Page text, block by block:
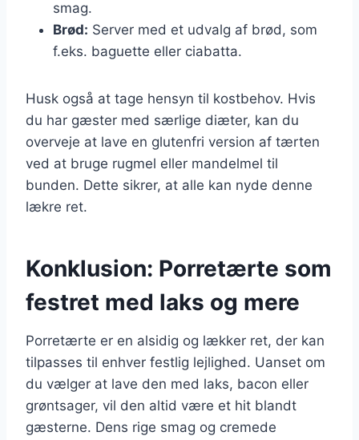
smag.
Brød: Server med et udvalg af brød, som
f.eks. baguette eller ciabatta.
Husk også at tage hensyn til kostbehov. Hvis
du har gæster med særlige diæter, kan du
overveje at lave en glutenfri version af tærten
ved at bruge rugmel eller mandelmel til
bunden. Dette sikrer, at alle kan nyde denne
lækre ret.
Konklusion: Porretærte som
festret med laks og mere
Porretærte er en alsidig og lækker ret, der kan
tilpasses til enhver festlig lejlighed. Uanset om
du vælger at lave den med laks, bacon eller
grøntsager, vil den altid være et hit blandt
gæsterne. Dens rige smag og cremede